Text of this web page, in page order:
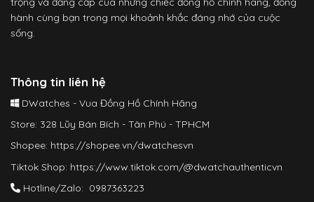
hành cùng bạn trong mọi khoảnh khắc đáng nhớ của cuộc
sống.
Thông tin liên hệ
DWatches - Vua Đồng Hồ Chính Hãng
Store: 328 Lũy Bán Bích - Tân Phú - TPHCM
Shopee: https://shopee.vn/dwatchesvn
Tiktok Shop: https://www.tiktok.com/@dwatchauthenticvn
Hotline/Zalo: 0987363223